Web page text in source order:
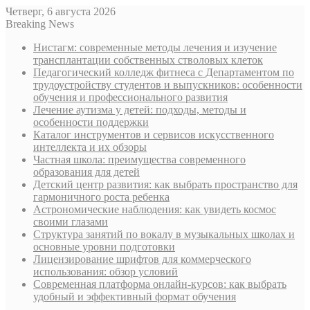
Четверг, 6 августа 2026
Breaking News
Нистагм: современные методы лечения и изучение
трансплантации собственных стволовых клеток
Педагогический колледж фитнеса с Департаментом по
трудоустройству студентов и выпускников: особенности
обучения и профессионального развития
Лечение аутизма у детей: подходы, методы и
особенности поддержки
Каталог инструментов и сервисов искусственного
интеллекта и их обзоры
Частная школа: преимущества современного
образования для детей
Детский центр развития: как выбрать пространство для
гармоничного роста ребенка
Астрономические наблюдения: как увидеть космос
своими глазами
Структура занятий по вокалу в музыкальных школах и
основные уровни подготовки
Лицензирование шрифтов для коммерческого
использования: обзор условий
Современная платформа онлайн-курсов: как выбрать
удобный и эффективный формат обучения